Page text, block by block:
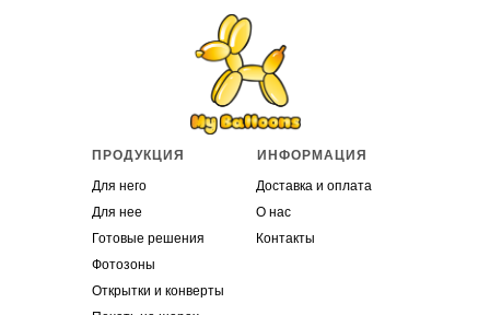
ПРОДУКЦИЯ
Для него
Для нее
Готовые решения
Фотозоны
Открытки и конверты
ИНФОРМАЦИЯ
Доставка и оплата
О нас
Контакты